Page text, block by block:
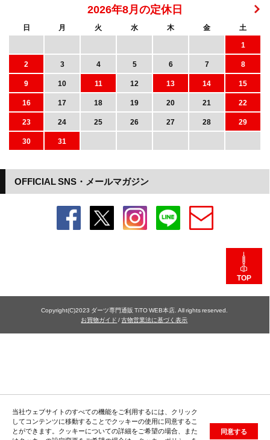
当社ウェブサイトのすべての機能をご利用するには、クリック
してコンテンツに移動することでクッキーの使用に同意するこ
とができます。クッキーについての詳細をご希望の場合、また
同意する
OFFICIAL SNS・メールマガジン
2026年8月の定休日
日 月 火 水 木 金
土
1
2
3 4 5 6 7
8
9
10 11 12 13 14
15
16
17 18 19 20 21
22
23
24 25 26 27 28
29
30
31
TOP
Copyright(C)2023 ダーツ専門通販 TiTO WEB本店. All rights reserved.
お買物ガイド /古物営業法に基づく表示